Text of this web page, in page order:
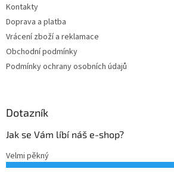
Kontakty
Doprava a platba
Vrácení zboží a reklamace
Obchodní podmínky
Podmínky ochrany osobních údajů
Dotazník
Jak se Vám líbí náš e-shop?
Velmi pěkný